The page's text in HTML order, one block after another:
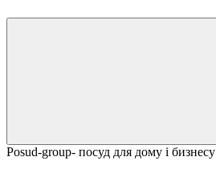
Posud-group- посуд для дому і бизнесу